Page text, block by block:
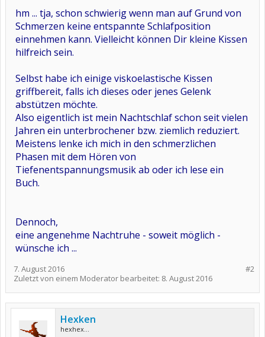
hm ... tja, schon schwierig wenn man auf Grund von
Schmerzen keine entspannte Schlafposition
einnehmen kann. Vielleicht können Dir kleine Kissen
hilfreich sein.
Selbst habe ich einige viskoelastische Kissen
griffbereit, falls ich dieses oder jenes Gelenk
abstützen möchte.
Also eigentlich ist mein Nachtschlaf schon seit vielen
Jahren ein unterbrochener bzw. ziemlich reduziert.
Meistens lenke ich mich in den schmerzlichen
Phasen mit dem Hören von
Tiefenentspannungsmusik ab oder ich lese ein
Buch.
Dennoch,
eine angenehme Nachtruhe - soweit möglich -
wünsche ich ...
#2
7. August 2016
Zuletzt von einem Moderator bearbeitet: 8. August 2016
Hexken
hexhex...